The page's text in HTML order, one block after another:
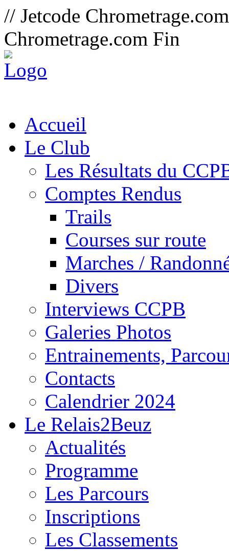
// Jetcode
Chrometrage.com Fin
Accueil
Le Club
Les Résultats du
Comptes Rendus
Trails
Courses sur route
Marches /
Divers
Interviews CCPB
Galeries Photos
Entrainements,
Contacts
Calendrier 2024
Le Relais2Beuz
Actualités
Programme
Les Parcours
Inscriptions
Les Classements